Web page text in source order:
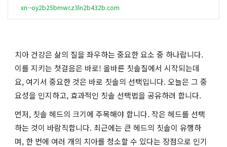
xn--oy2b25bmwcz3ln2b432b.com
치아 건강은 삶의 질을 좌우하는 중요한 요소 중 하나랍니다.
이를 지키는 첫걸음은 바로! 올바른 칫솔질에서 시작되는데
요, 여기서 중요한 것은 바로 칫솔의 선택입니다. 오늘은 그 중
요성을 인지하고, 효과적인 칫솔 선택법을 공유하려 합니다.
먼저, 칫솔 헤드의 크기에 주목해야 합니다. 작은 헤드를 선택
하는 것이 바람직합니다. 최근에는 큰 헤드의 칫솔이 유행하
며, 한 번에 여러 개의 치아를 청소할 수 있다는 장점으로 인기